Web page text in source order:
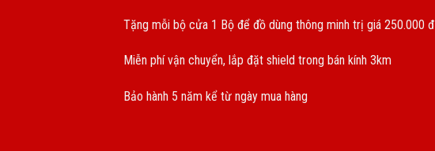
Tặng mỗi bộ cửa 1 Bộ để đồ dùng thông minh trị giá 250.000 đ
Miễn phí vận chuyển, lắp đặt shield trong bán kính 3km
Bảo hành 5 năm kể từ ngày mua hàng